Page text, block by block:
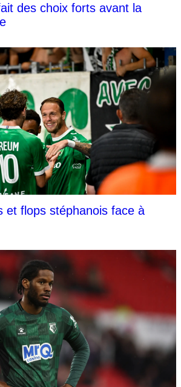
des choix forts avant la
et flops stéphanois face à